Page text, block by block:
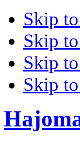
Skip
Skip
Skip
Skip